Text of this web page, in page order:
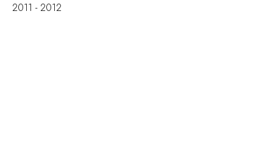
2011 - 2012